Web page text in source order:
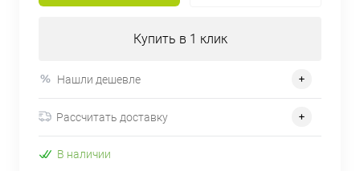
Купить в 1 клик
Нашли дешевле
Рассчитать доставку
В наличии